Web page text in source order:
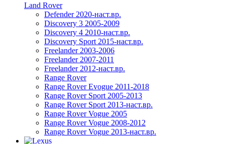
Land Rover
Defender 2020-наст.вр.
Discovery 3 2005-2009
Discovery 4 2010-наст.вр.
Discovery Sport 2015-наст.вр.
Freelander 2003-2006
Freelander 2007-2011
Freelander 2012-наст.вр.
Range Rover
Range Rover Evogue 2011-2018
Range Rover Sport 2005-2013
Range Rover Sport 2013-наст.вр.
Range Rover Vogue 2005
Range Rover Vogue 2008-2012
Range Rover Vogue 2013-наст.вр.